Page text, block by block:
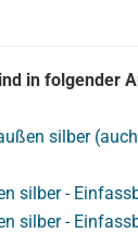
in folgender
silber
silber -
silber -